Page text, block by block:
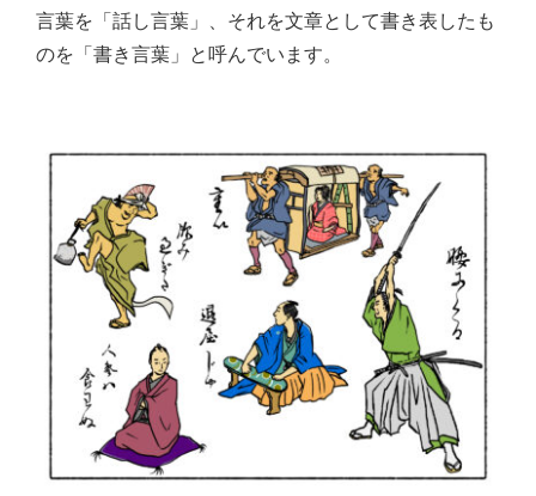
言葉を「話し言葉」、それを文章として書き表したも
のを「書き言葉」と呼んでいます。